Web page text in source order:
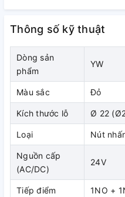
Tháo lắp dễ dàng với khóa
Tiếp điểm thiết kế tích hợp
tiếp xúc bằng tay. Mức độ
bên trong tủ
Thông số kỹ thuật
Dòng sản
phẩm
YW
Màu sắc Đỏ
Kích thước lỗ Ø 22
Loại Nút
Nguồn cấp
(AC/DC)
24V
Tiếp điểm 1NO +